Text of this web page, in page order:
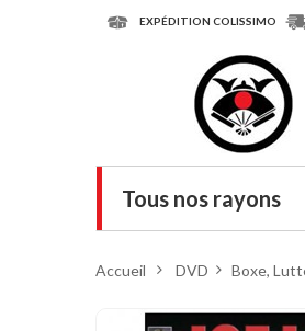
EXPÉDITION COLISSIMO
Tous nos rayons
Accueil > DVD > Boxe,